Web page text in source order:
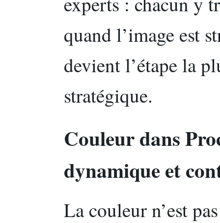
quand l’image est
devient l’étape la
stratégique.
Couleur dans
dynamique et
La couleur n’est